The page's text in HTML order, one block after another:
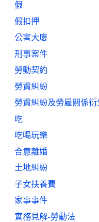
假
假扣押
公寓大廈
刑事案件
勞動契約
勞資糾紛
勞資糾紛及勞雇關係衍
吃
吃喝玩樂
合意離婚
土地糾紛
子女扶養費
家事事件
實務見解-勞動法